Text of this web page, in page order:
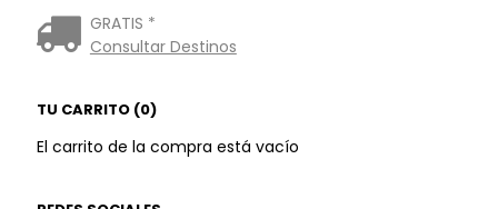
GRATIS *
Consultar Destinos
TU CARRITO (0)
El carrito de la compra está vacío